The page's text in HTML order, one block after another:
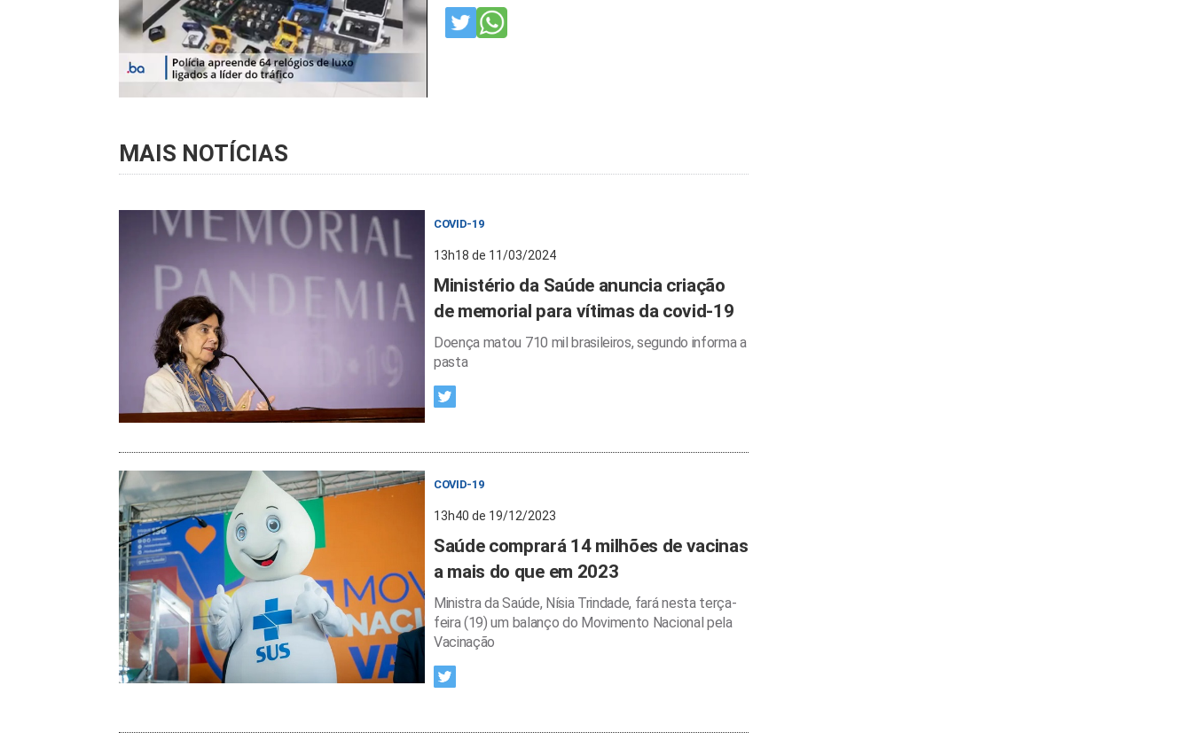
MAIS NOTÍCIAS
COVID-19
13h18 de 11/03/2024
Ministério da Saúde anuncia criação
de memorial para vítimas da covid-19
Doença matou 710 mil brasileiros, segundo informa a
pasta
COVID-19
13h40 de 19/12/2023
Saúde comprará 14 milhões de vacinas
a mais do que em 2023
Ministra da Saúde, Nísia Trindade, fará nesta terça-
feira (19) um balanço do Movimento Nacional pela
Vacinação